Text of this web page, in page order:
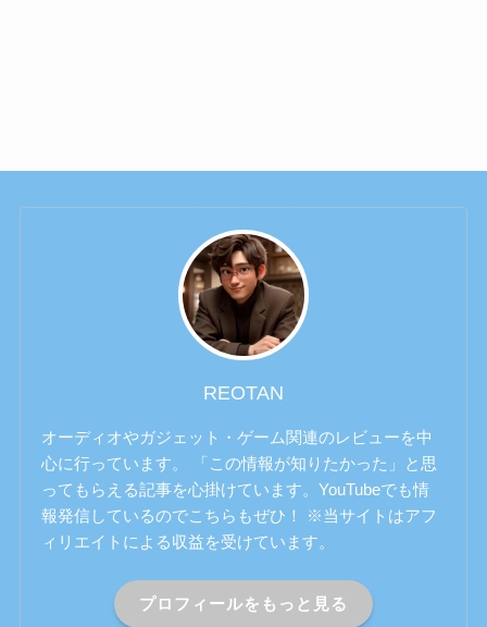
REOTAN
オーディオやガジェット・ゲーム関連のレビューを中
心に行っています。 「この情報が知りたかった」と思
ってもらえる記事を心掛けています。YouTubeでも情
報発信しているのでこちらもぜひ！ ※当サイトはアフ
ィリエイトによる収益を受けています。
プロフィールをもっと見る